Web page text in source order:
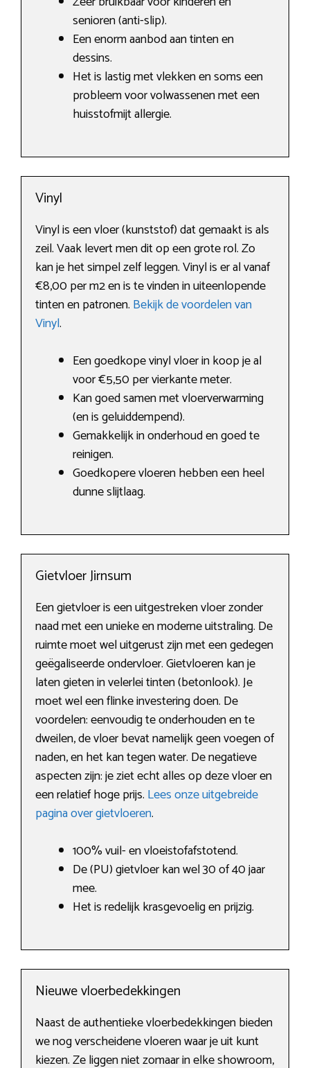
senioren (anti-slip).
Een enorm aanbod aan tinten en
dessins.
Het is lastig met vlekken en soms een
probleem voor volwassenen met een
huisstofmijt allergie.
Vinyl
Vinyl is een vloer (kunststof) dat gemaakt is als
zeil. Vaak levert men dit op een grote rol. Zo
kan je het simpel zelf leggen. Vinyl is er al vanaf
€8,00 per m2 en is te vinden in uiteenlopende
tinten en patronen. Bekijk de voordelen van
Vinyl.
Een goedkope vinyl vloer in koop je al
voor €5,50 per vierkante meter.
Kan goed samen met vloerverwarming
(en is geluiddempend).
Gemakkelijk in onderhoud en goed te
reinigen.
Goedkopere vloeren hebben een heel
dunne slijtlaag.
Gietvloer Jirnsum
Een gietvloer is een uitgestreken vloer zonder
naad met een unieke en moderne uitstraling. De
ruimte moet wel uitgerust zijn met een gedegen
geëgaliseerde ondervloer. Gietvloeren kan je
laten gieten in velerlei tinten (betonlook). Je
moet wel een flinke investering doen. De
voordelen: eenvoudig te onderhouden en te
dweilen, de vloer bevat namelijk geen voegen of
naden, en het kan tegen water. De negatieve
aspecten zijn: je ziet echt alles op deze vloer en
een relatief hoge prijs. Lees onze uitgebreide
pagina over gietvloeren.
100% vuil- en vloeistofafstotend.
De (PU) gietvloer kan wel 30 of 40 jaar
mee.
Het is redelijk krasgevoelig en prijzig.
Nieuwe vloerbedekkingen
Naast de authentieke vloerbedekkingen bieden
we nog verscheidene vloeren waar je uit kunt
kiezen. Ze liggen niet zomaar in elke showroom,